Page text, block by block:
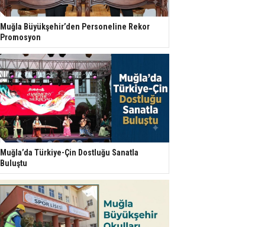
Muğla Büyükşehir’den Personeline Rekor
Promosyon
Muğla’da Türkiye-Çin Dostluğu Sanatla
Buluştu